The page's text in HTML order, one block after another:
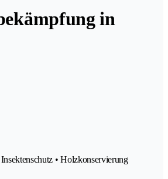
in
• Holzkonservierung